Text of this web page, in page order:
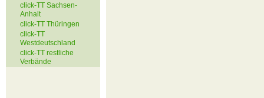
click-TT Sachsen-
Anhalt
click-TT Thüringen
click-TT
Westdeutschland
click-TT restliche
Verbände